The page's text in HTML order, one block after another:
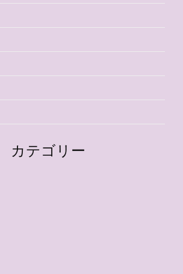
カテゴリー